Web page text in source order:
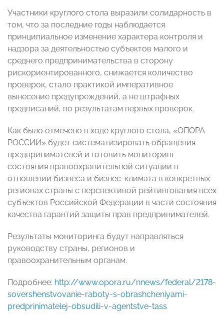
Участники круглого стола выразили солидарность в
том, что за последние годы наблюдается
принципиальное изменение характера контроля и
надзора за деятельностью субъектов малого и
среднего предпринимательства в сторону
рискориентированного, снижается количество
проверок, стало практикой императивное
вынесение предупреждений, а не штрафных
предписаний, по результатам первых проверок.
Как было отмечено в ходе круглого стола, «ОПОРА
РОССИИ» будет систематизировать обращения
предпринимателей и готовить мониторинг
состояния правоохранительной ситуации в
отношении бизнеса и бизнес-климата в конкретных
регионах страны с перспективой рейтингования всех
субъектов Российской Федерации в части состояния
качества гарантий защиты прав предпринимателей.
Результаты мониторинга будут направляться
руководству страны, регионов и
правоохранительным органам.
Подробнее: http://www.opora.ru/nnews/federal/2178-
sovershenstvovanie-raboty-s-obrashcheniyami-
predprinimatelej-obsudili-v-agentstve-tass